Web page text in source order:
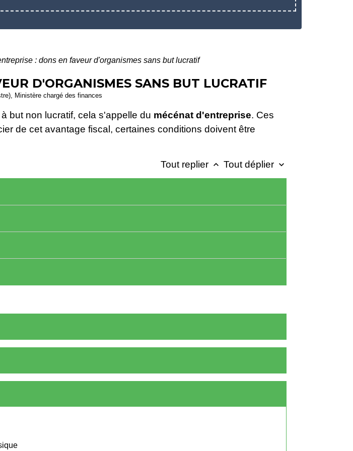
: dons en faveur d'organismes sans but lucratif
D'ORGANISMES SANS BUT LUCRATIF
Ministère chargé des finances
but non lucratif, cela s'appelle du mécénat d'entreprise. Ces
de cet avantage fiscal, certaines conditions doivent être
Tout replier keyboard_arrow_up Tout déplier keyboard_arrow_down